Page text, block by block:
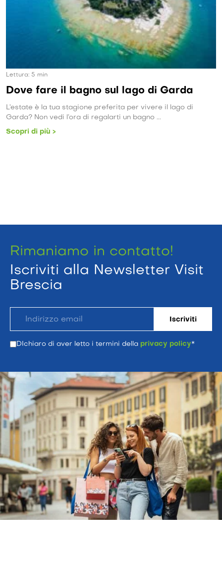
Garda
il lago di
...
Cosa fare sul lago d’Iseo in
Incastonata tra le montagne e ricca di
soggiorno estivo all’insegna del relax e
Rimaniamo in contatto!
Iscriviti alla Newsletter Visit
Brescia
DIchiaro di aver letto i termini della privacy policy*